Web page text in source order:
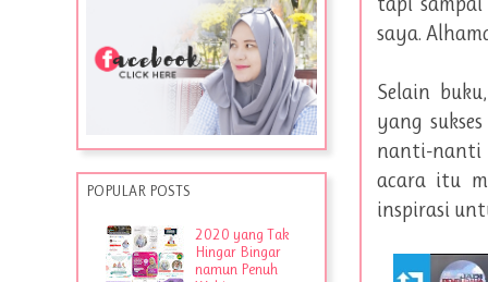
saya.
Selain
yang
nanti-nanti
acara itu
inspirasi
POPULAR POSTS
2020 yang Tak
Hingar Bingar
namun Penuh